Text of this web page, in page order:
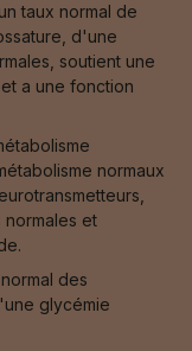
taux normal de
d'une
soutient une
a une fonction
normaux
et
des
glycémie